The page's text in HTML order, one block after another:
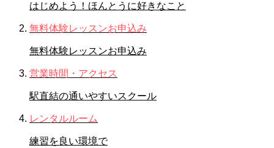
はじめよう！ほんとうに好きなこと
無料体験レッスンお申込み
無料体験レッスンお申込み
営業時間・アクセス
駅直結の通いやすいスクール
レンタルルーム
練習を良い環境で